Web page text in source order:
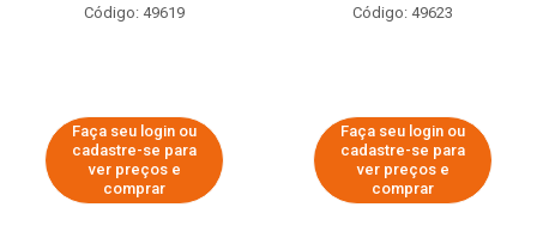
Código: 49619
Faça seu login ou
cadastre-se para
ver preços e
comprar
Código: 49623
Faça seu login ou
cadastre-se para
ver preços e
comprar